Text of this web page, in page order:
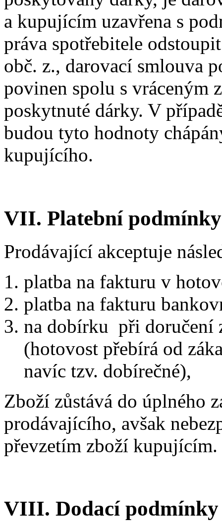
a kupujícím uzavřena s
práva spotřebitele
obč. z., darovací smlouva
povinen spolu s vráceným
poskytnuté dárky. V
budou tyto hodnoty
kupujícího.
VII. Platební podmínky
Prodávající akceptuje
platba na fakturu v
platba na fakturu
na dobírku při doručení
(hotovost přebírá od
navíc tzv. dobírečné),
Zboží zůstává do úplného
prodávajícího, avšak
převzetím zboží kupujícím.
VIII. Dodací podmínky